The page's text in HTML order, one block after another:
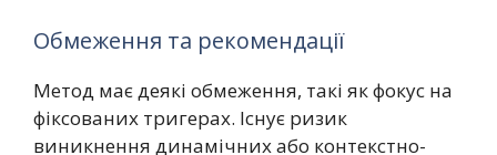
Обмеження та рекомендації
Метод має деякі обмеження, такі як фокус на
фіксованих тригерах. Існує ризик
виникнення динамічних або контекстно-